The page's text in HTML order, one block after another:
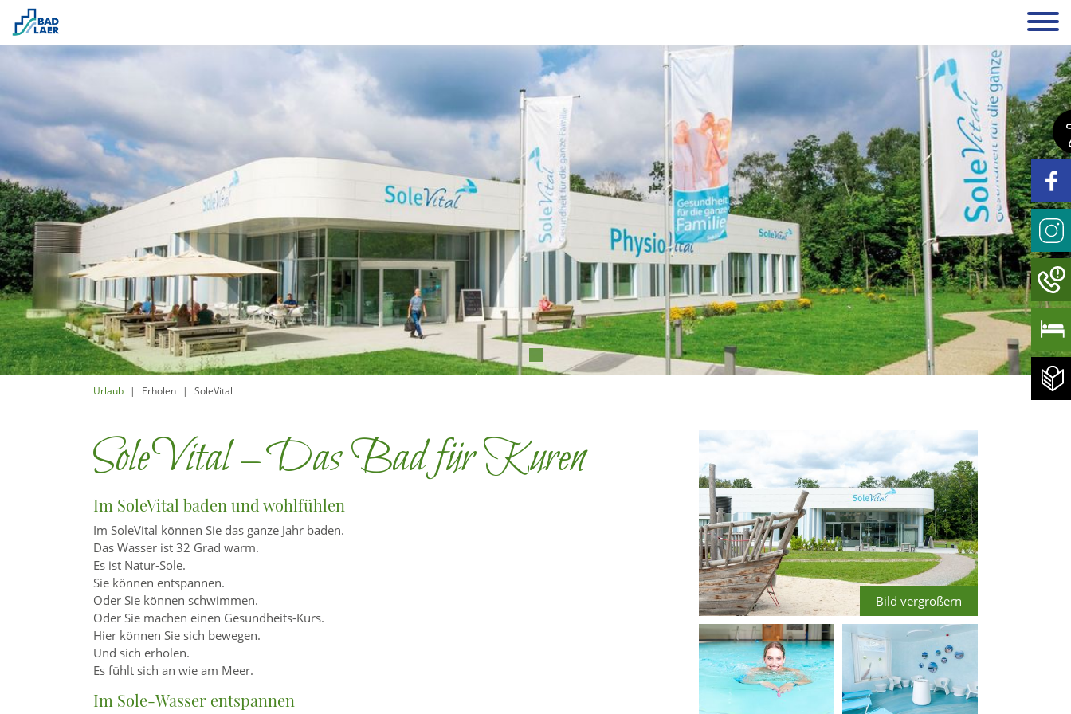
Urlaub Erholen SoleVital
SoleVital – Das Bad für Kuren
Im SoleVital baden und wohlfühlen
Im SoleVital können Sie das ganze Jahr baden.
Das Wasser ist 32 Grad warm.
Es ist Natur-Sole.
Sie können entspannen.
Oder Sie können schwimmen.
Oder Sie machen einen Gesundheits-Kurs.
Hier können Sie sich bewegen.
Und sich erholen.
Es fühlt sich an wie am Meer.
Im Sole-Wasser entspannen
Bild vergrößern